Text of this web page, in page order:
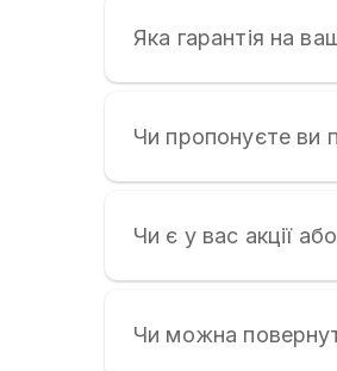
Яка гарантія на
Чи пропонуєте ви
Чи є у вас акції
Чи можна